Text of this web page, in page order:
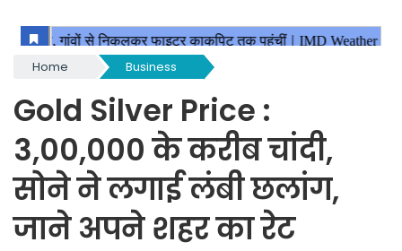
Home Business
Gold Silver Price :
3,00,000 के करीब चांदी,
सोने ने लगाई लंबी छलांग,
जाने अपने शहर का रेट